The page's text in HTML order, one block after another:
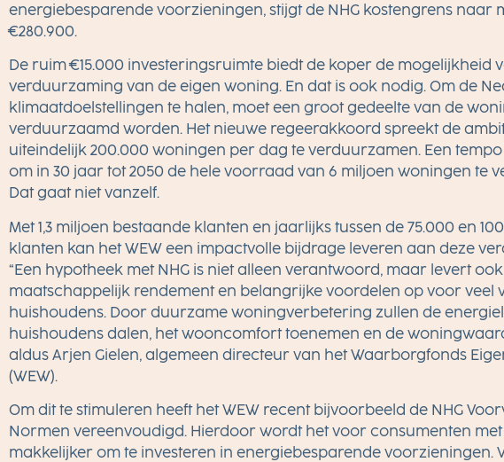
energiebesparende voorzieningen, stijgt de NHG kostengrens naar
€280.900.
De ruim €15.000 investeringsruimte biedt de koper de mogelijkheid
verduurzaming van de eigen woning. En dat is ook nodig. Om de
klimaatdoelstellingen te halen, moet een groot gedeelte van de
verduurzaamd worden. Het nieuwe regeerakkoord spreekt de
uiteindelijk 200.000 woningen per dag te verduurzamen. Een
om in 30 jaar tot 2050 de hele voorraad van 6 miljoen woningen te
Dat gaat niet vanzelf.
Met 1,3 miljoen bestaande klanten en jaarlijks tussen de 75.000 en
klanten kan het WEW een impactvolle bijdrage leveren aan deze
“Een hypotheek met NHG is niet alleen verantwoord, maar levert ook
maatschappelijk rendement en belangrijke voordelen op voor veel
huishoudens. Door duurzame woningverbetering zullen de
huishoudens dalen, het wooncomfort toenemen en de
aldus Arjen Gielen, algemeen directeur van het Waarborgfonds
(WEW).
Om dit te stimuleren heeft het WEW recent bijvoorbeeld de NHG
Normen vereenvoudigd. Hierdoor wordt het voor consumenten met
makkelijker om te investeren in energiebesparende voorzieningen.